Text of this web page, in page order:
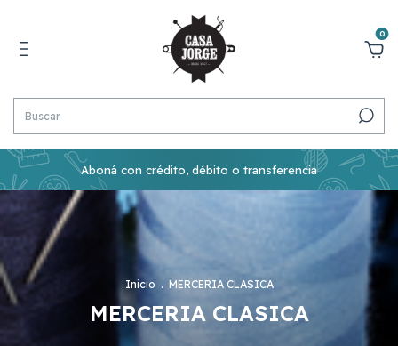
0
Aboná con crédito, débito o transferencia
Inicio . MERCERIA CLASICA
MERCERIA CLASICA